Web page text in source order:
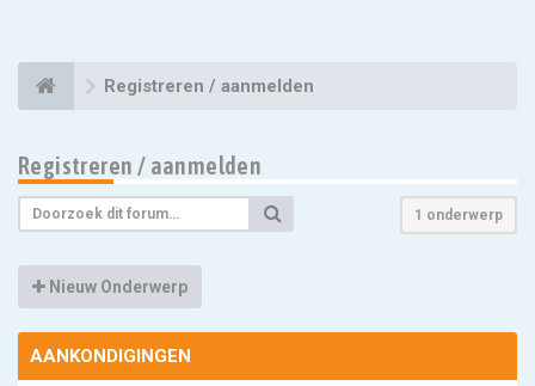
Registreren / aanmelden
Registreren / aanmelden
1 onderwerp
Nieuw Onderwerp
AANKONDIGINGEN